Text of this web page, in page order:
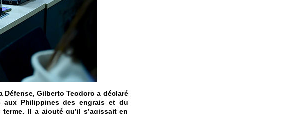
Gilberto Teodoro a déclaré
Philippines des engrais et du
Il a ajouté qu’il s’agissait en